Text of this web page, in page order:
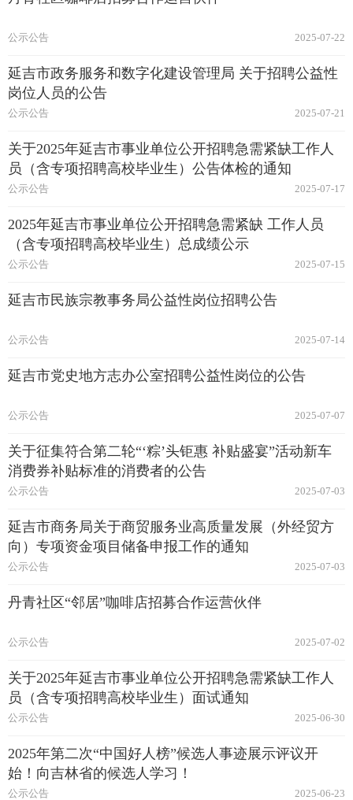
2025-07-22
公示公告
延吉市政务服务和数字化建设管理局 关于招聘公益性
岗位人员的公告
2025-07-21
公示公告
关于2025年延吉市事业单位公开招聘急需紧缺工作人
员（含专项招聘高校毕业生）公告体检的通知
2025-07-17
公示公告
2025年延吉市事业单位公开招聘急需紧缺 工作人员
（含专项招聘高校毕业生）总成绩公示
2025-07-15
公示公告
延吉市民族宗教事务局公益性岗位招聘公告
2025-07-14
公示公告
延吉市党史地方志办公室招聘公益性岗位的公告
2025-07-07
公示公告
关于征集符合第二轮“‘粽’头钜惠 补贴盛宴”活动新车
消费券补贴标准的消费者的公告
2025-07-03
公示公告
延吉市商务局关于商贸服务业高质量发展（外经贸方
向）专项资金项目储备申报工作的通知
2025-07-03
公示公告
丹青社区“邻居”咖啡店招募合作运营伙伴
2025-07-02
公示公告
关于2025年延吉市事业单位公开招聘急需紧缺工作人
员（含专项招聘高校毕业生）面试通知
2025-06-30
公示公告
2025年第二次“中国好人榜”候选人事迹展示评议开
始！向吉林省的候选人学习！
2025-06-23
公示公告